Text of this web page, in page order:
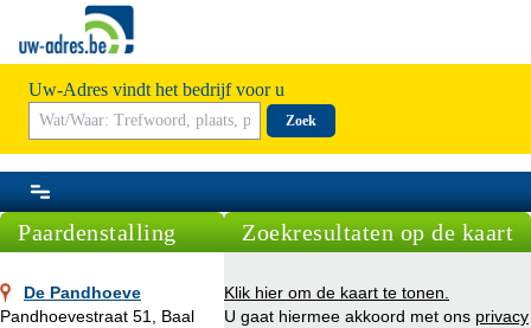
Uw-Adres vindt het bedrijf voor u
Zoek
Paardenstalling
De Pandhoeve
Pandhoevestraat 51, Baal
Zoekresultaten op de kaart
Klik hier om de kaart te tonen.
U gaat hiermee akkoord met ons privacy